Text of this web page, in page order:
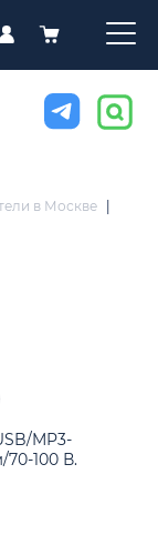
в Москве |
MP3-
70-100 В.